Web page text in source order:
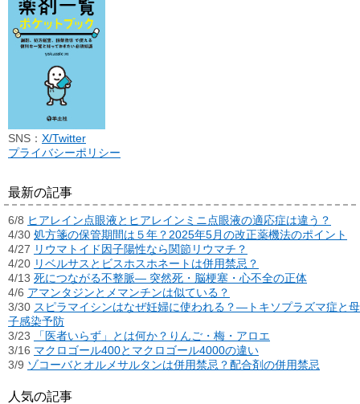
SNS： X/Twitter
プライバシーポリシー
最新の記事
6/8 ヒアレイン点眼液とヒアレインミニ点眼液の適応症は違う？
4/30 処方箋の保管期間は５年？2025年5月の改正薬機法のポイント
4/27 リウマトイド因子陽性なら関節リウマチ？
4/20 リベルサスとビスホスホネートは併用禁忌？
4/13 死につながる不整脈― 突然死・脳梗塞・心不全の正体
4/6 アマンタジンとメマンチンは似ている？
3/30 スピラマイシンはなぜ妊婦に使われる？―トキソプラズマ症と母
子感染予防
3/23
「医者いらず」とは何か？りんご・梅・アロエ
3/16 マクロゴール400とマクロゴール4000の違い
3/9 ゾコーバとオルメサルタンは併用禁忌？配合剤の併用禁忌
人気の記事